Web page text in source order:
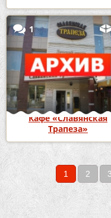
1
Кафе «Славянская
Трапеза»
Страницы 1 2 3